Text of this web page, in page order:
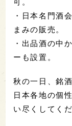
・日本名門酒
まみの販売。
・出品酒の中
ーも設置。
秋の一日、銘
日本各地の個
い尽くしてく